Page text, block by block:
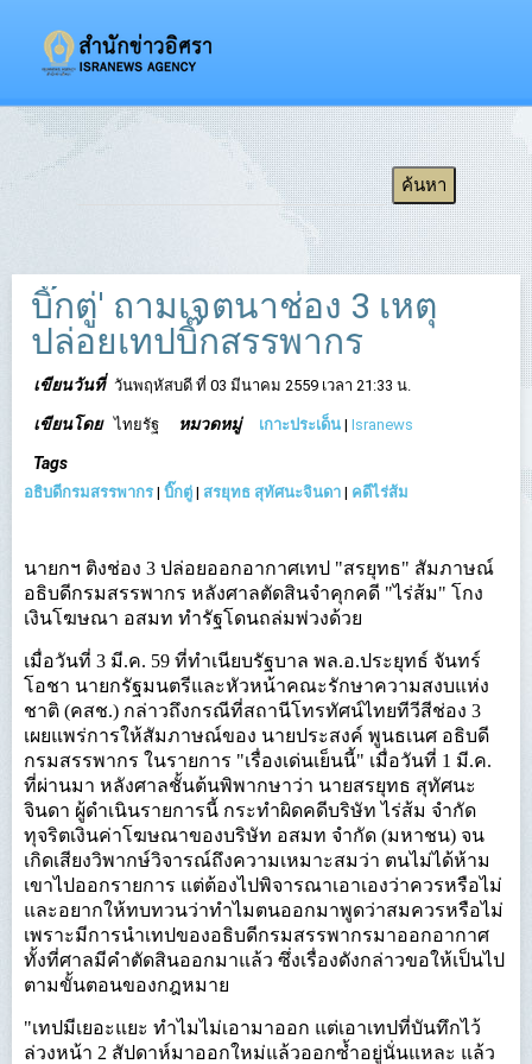
บิ๊กตู่' ถามเจตนาช่อง 3 เหตุ
ปล่อยเทปบิ๊กสรรพากร
เขียนวันที่ วันพฤหัสบดี ที่ 03 มีนาคม 2559 เวลา 21:33 น.
เขียนโดย ไทยรัฐ หมวดหมู่ เกาะประเด็น |Isranews
Tags
อธิบดีกรมสรรพากร | บิ๊กตู่ | สรยุทธ สุทัศนะจินดา | คดีไร่ส้ม
นายกฯ ติงช่อง 3 ปล่อยออกอากาศเทป "สรยุทธ" สัมภาษณ์
อธิบดีกรมสรรพากร หลังศาลตัดสินจำคุกคดี "ไร่ส้ม" โกง
เงินโฆษณา อสมท ทำรัฐโดนถล่มพ่วงด้วย
เมื่อวันที่ 3 มี.ค. 59 ที่ทำเนียบรัฐบาล พล.อ.ประยุทธ์ จันทร์
โอชา นายกรัฐมนตรีและหัวหน้าคณะรักษาความสงบแห่ง
ชาติ (คสช.) กล่าวถึงกรณีที่สถานีโทรทัศน์ไทยทีวีสีช่อง 3
เผยแพร่การให้สัมภาษณ์ของ นายประสงค์ พูนธเนศ อธิบดี
กรมสรรพากร ในรายการ "เรื่องเด่นเย็นนี้" เมื่อวันที่ 1 มี.ค.
ที่ผ่านมา หลังศาลชั้นต้นพิพากษาว่า นายสรยุทธ สุทัศนะ
จินดา ผู้ดำเนินรายการนี้ กระทำผิดคดีบริษัท ไร่ส้ม จำกัด
ทุจริตเงินค่าโฆษณาของบริษัท อสมท จำกัด (มหาชน) จน
เกิดเสียงวิพากษ์วิจารณ์ถึงความเหมาะสมว่า ตนไม่ได้ห้าม
เขาไปออกรายการ แต่ต้องไปพิจารณาเอาเองว่าควรหรือไม่
และอยากให้ทบทวนว่าทำไมตนออกมาพูดว่าสมควรหรือไม่
เพราะมีการนำเทปของอธิบดีกรมสรรพากรมาออกอากาศ
ทั้งที่ศาลมีคำตัดสินออกมาแล้ว ซึ่งเรื่องดังกล่าวขอให้เป็นไป
ตามขั้นตอนของกฎหมาย
"เทปมีเยอะแยะ ทำไมไม่เอามาออก แต่เอาเทปที่บันทึกไว้
ล่วงหน้า 2 สัปดาห์มาออกใหม่แล้วออกซ้ำอยู่นั่นแหละ แล้ว